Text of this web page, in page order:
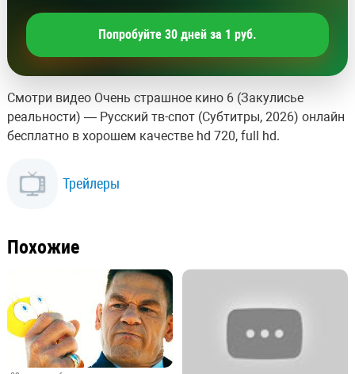
Попробуйте 30 дней за 1 руб.
Смотри видео Очень страшное кино 6 (Закулисье
реальности) — Русский тв-спот (Субтитры, 2026) онлайн
бесплатно в хорошем качестве hd 720, full hd.
Трейлеры
Похожие